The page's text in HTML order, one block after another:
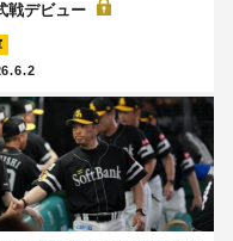
戦デビュー